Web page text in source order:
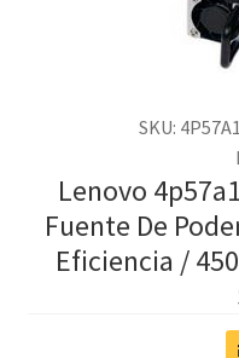
SKU:
Lenovo
Fuente De
Eficiencia /